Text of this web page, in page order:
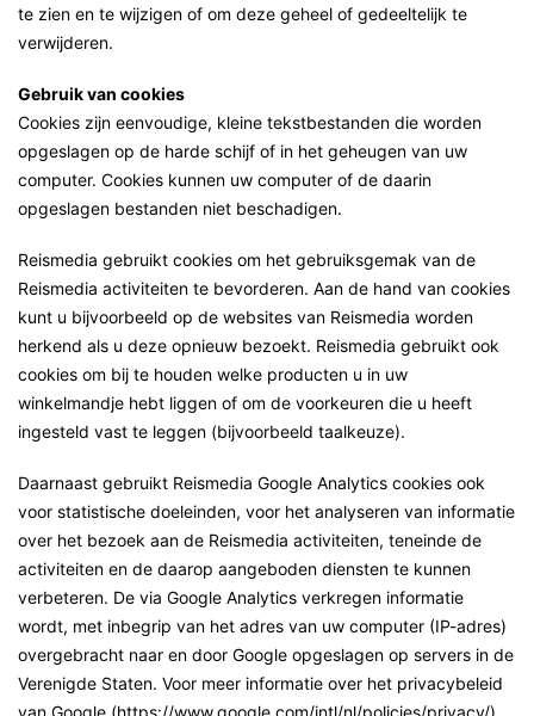
te zien en te wijzigen of om deze geheel of gedeeltelijk te
verwijderen.
Gebruik van cookies
Cookies zijn eenvoudige, kleine tekstbestanden die worden
opgeslagen op de harde schijf of in het geheugen van uw
computer. Cookies kunnen uw computer of de daarin
opgeslagen bestanden niet beschadigen.
Reismedia gebruikt cookies om het gebruiksgemak van de
Reismedia activiteiten te bevorderen. Aan de hand van cookies
kunt u bijvoorbeeld op de websites van Reismedia worden
herkend als u deze opnieuw bezoekt. Reismedia gebruikt ook
cookies om bij te houden welke producten u in uw
winkelmandje hebt liggen of om de voorkeuren die u heeft
ingesteld vast te leggen (bijvoorbeeld taalkeuze).
Daarnaast gebruikt Reismedia Google Analytics cookies ook
voor statistische doeleinden, voor het analyseren van informatie
over het bezoek aan de Reismedia activiteiten, teneinde de
activiteiten en de daarop aangeboden diensten te kunnen
verbeteren. De via Google Analytics verkregen informatie
wordt, met inbegrip van het adres van uw computer (IP-adres)
overgebracht naar en door Google opgeslagen op servers in de
Verenigde Staten. Voor meer informatie over het privacybeleid
van Google (https://www.google.com/intl/nl/policies/privacy/)